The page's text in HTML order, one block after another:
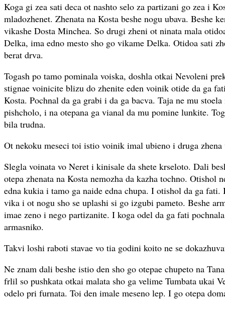
Koga gi zea sati deca ot nashto selo za partizani go zea i
mladozhenet. Zhenata na Kosta beshe nogu ubava. Beshe
vikashe Dosta Minchea. So drugi zheni ot ninata mala
Delka, ima edno mesto sho go vikame Delka. Otidoa sati
berat drva.
Togash po tamo pominala voiska, doshla otkai Nevoleni
stignae voinicite blizu do zhenite eden voinik otide da ga
Kosta. Pochnal da ga grabi i da ga bacva. Taja ne mu
pishcholo, i na otepana ga vianal da mu pomine lunkite.
bila trudna.
Ot nekoku meseci toi istio voinik imal ubieno i druga
Slegla voinata vo Neret i kinisale da shete krseloto. Dali
otepa zhenata na Kosta nemozha da kazha tochno. Otishol
edna kukia i tamo ga naide edna chupa. I otishol da ga fati.
vika i ot nogu sho se uplashi si go izgubi pameto. Beshe
imae zeno i nego partizanite. I koga odel da ga fati
armasniko.
Takvi loshi raboti stavae vo tia godini koito ne se
Ne znam dali beshe istio den sho go otepae chupeto na
frlil so pushkata otkai malata sho ga velime Tumbata ukai
odelo pri furnata. Toi den imale meseno lep. I go otepa